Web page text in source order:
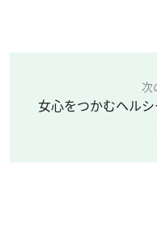
次
女心をつかむヘル